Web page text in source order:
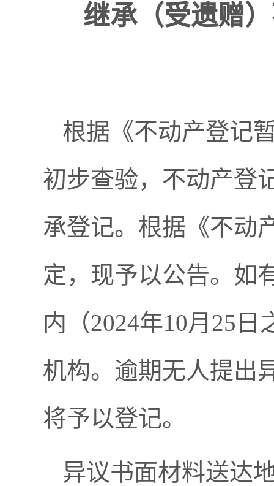
继承（受遗赠
根据《不动产登记
初步查验，不动产登
承登记。根据《不动
定，现予以公告。如
内（2024年10月25
机构。逾期无人提出
将予以登记。
异议书面材料送达